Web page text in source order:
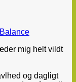
Balance
mig helt vildt
og dagligt